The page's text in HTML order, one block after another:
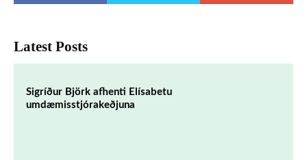
Latest Posts
Sigríður Björk afhenti Elísabetu
umdæmisstjórakeðjuna